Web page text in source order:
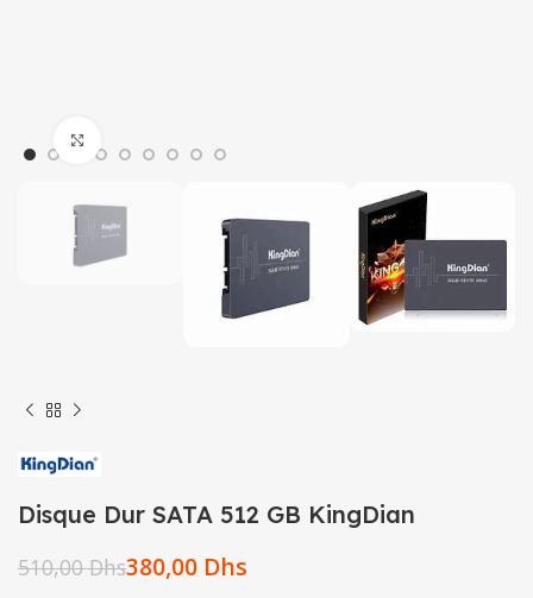
Disque Dur SATA 512 GB KingDian
510,00Dhs380,00 Dhs